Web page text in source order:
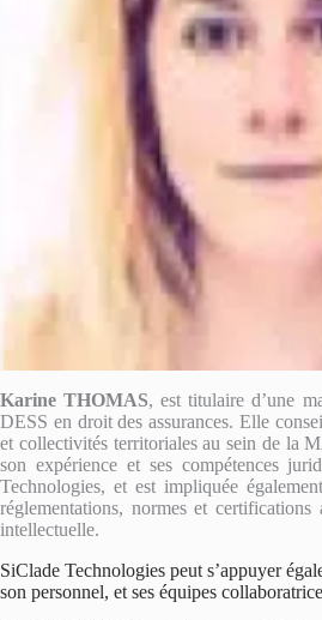
Karine THOMAS, est titulaire d’une
DESS en droit des assurances. Elle
et collectivités territoriales au sein de la
son expérience et ses compétences
Technologies, et est impliquée
réglementations, normes et
intellectuelle.
SiClade Technologies peut s’appuyer
son personnel, et ses équipes